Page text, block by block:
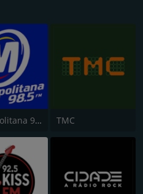
Metropolitana 98.5 FM TMC